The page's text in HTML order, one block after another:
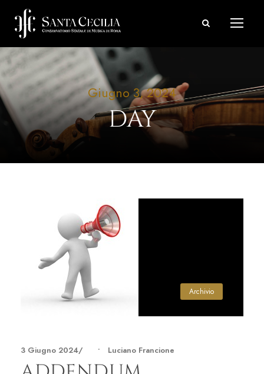
Giugno 3, 2024
DAY
Archivio
3 Giugno 2024 • Luciano Francione